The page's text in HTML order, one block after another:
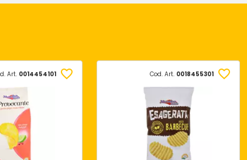
Art. 0014454101 Cod. Art. 0018455301